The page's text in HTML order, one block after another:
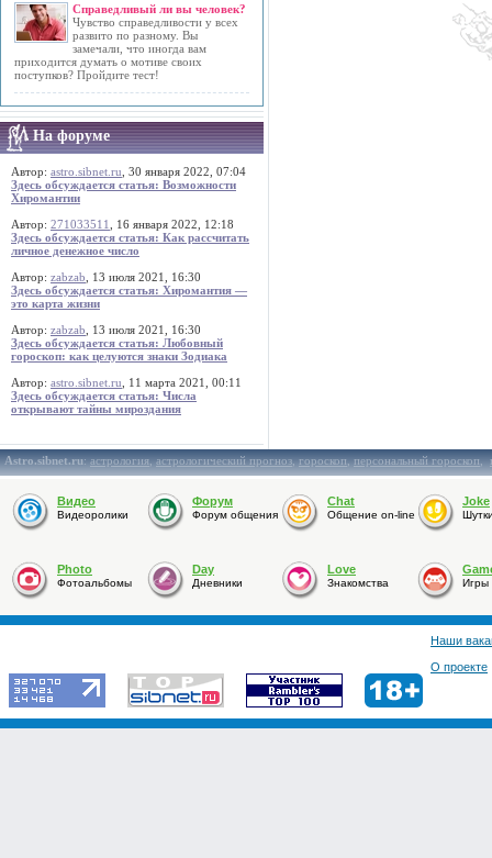
Справедливый ли вы человек?
Чувство справедливости у всех
развито по разному. Вы
замечали, что иногда вам
приходится думать о мотиве своих
поступков? Пройдите тест!
На форуме
Автор: astro.sibnet.ru , 30 января 2022, 07:04
Здесь обсуждается статья: Возможности
Хиромантии
Автор: 271033511
, 16 января 2022, 12:18
Здесь обсуждается статья: Как рассчитать
личное денежное число
Автор: zabzab , 13 июля 2021, 16:30
Здесь обсуждается статья: Хиромантия —
это карта жизни
Автор: zabzab , 13 июля 2021, 16:30
Здесь обсуждается статья: Любовный
гороскоп: как целуются знаки Зодиака
Автор: astro.sibnet.ru , 11 марта 2021, 00:11
Здесь обсуждается статья: Числа
открывают тайны мироздания
Astro.sibnet.ru:астрология,астрологический прогноз,гороскоп,персональный гороскоп,
Видео
Видеоролики
Форум
Форум общения
Chat
Общение on-line
Joke
Photo
Фотоальбомы
Day
Дневники
Love
Знакомства Игры
Наши
О проекте